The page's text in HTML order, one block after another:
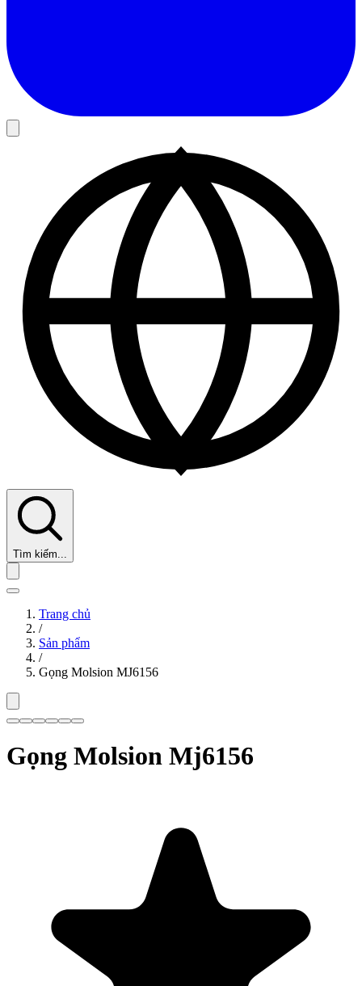
Tìm kiếm...
Trang chủ
/
Sản phẩm
/
Gọng Molsion MJ6156
Gọng Molsion Mj6156